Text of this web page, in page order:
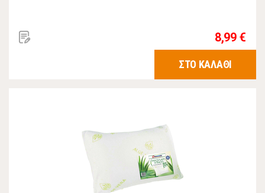
8,99 €
ΣΤΟ ΚΑΛΑΘΙ